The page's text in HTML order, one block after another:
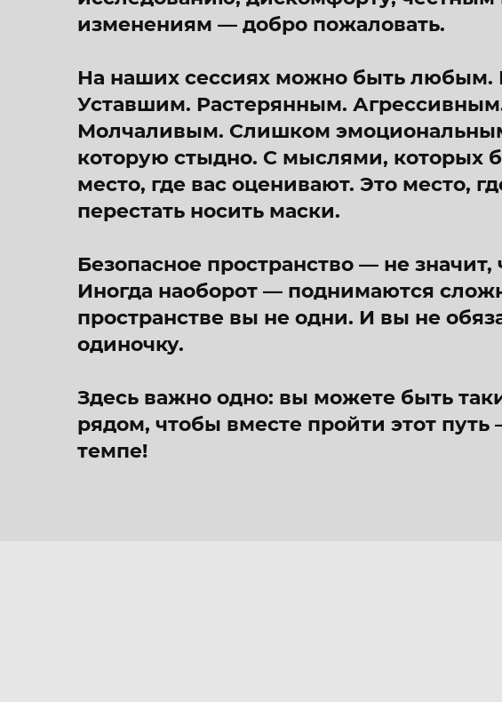
изменениям — добро пожаловать.
На наших сессиях можно быть любым.
Уставшим. Растерянным.
Молчаливым. Слишком
которую стыдно. С мыслями, которых
место, где вас оценивают. Это место,
перестать носить маски.
Безопасное пространство — не значит,
Иногда наоборот — поднимаются
пространстве вы не одни. И вы не
одиночку.
Здесь важно одно: вы можете быть
рядом, чтобы вместе пройти этот
темпе!